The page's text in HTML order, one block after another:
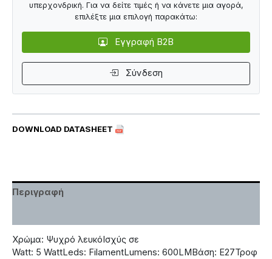
DOWNLOAD DATASHEET
υπερχονδρική. Για να δείτε τιμές ή να κάνετε μια αγορά,
επιλέξτε μια επιλογή παρακάτω:
Εγγραφή B2B
Σύνδεση
Περιγραφή
Χρώμα: Ψυχρό λευκόΙσχύς σε
Watt: 5 WattLeds: FilamentLumens: 600LMΒάση: Ε27Τροφ